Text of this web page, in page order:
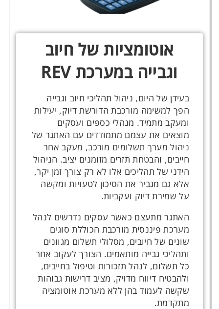
אוטומציות של חיוב
וגבייה במערכת REV
בעידן של היום, ניהול תהליכי חיוב וגבייה
הפך למשימה מורכבת הדורשת דיוק, יעילות
ומעקב מתמיד. מנהלי כספים ועסקים
מוצאים את עצמם מתמודדים עם האתגר של
ניהול מערך תשלומים מורכב, מעקב אחר
חייבים, והבטחת תזרים מזומנים יציב. הניהול
הידני של תהליכים אלו לא רק צורך זמן יקר,
אלא גם מגביר את הסיכון לטעויות ומקשה
על שמירת דיוק ועקביות.
האתגר מתעצם כאשר עסקים נדרשים לנהל
מערכת פיננסית מורכבת הכוללת סוגים
שונים של חיובים, מסלולי תשלום מגוונים
ותהליכי גבייה מותאמים. הצורך לעקוב אחר
כל תשלום, לנהל תזכורות וטיפול בחייבים,
ולהבטיח דיווח מדויק, מציב דרישות גבוהות
שקשה לעמוד בהן ללא מערכת אוטומציה
מתקדמת.